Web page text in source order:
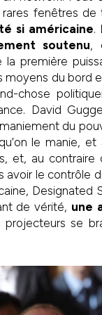
rares fenêtres
si américaine.
soutenu,
la première
moyens du bord
chose
David
du
le manie,
et, au contraire
avoir le contrôle
Designated
de vérité, une
projecteurs se